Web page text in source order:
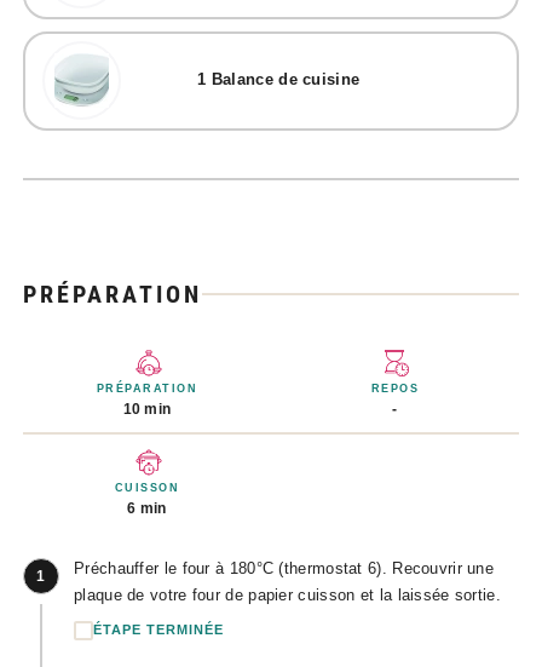
1 Balance de cuisine
PRÉPARATION
PRÉPARATION
10 min
REPOS
-
CUISSON
6 min
1
Préchauffer le four à 180°C (thermostat 6). Recouvrir une
plaque de votre four de papier cuisson et la laissée sortie.
ÉTAPE TERMINÉE